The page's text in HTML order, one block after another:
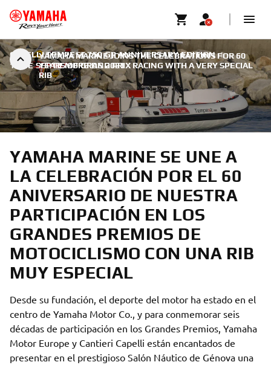
YAMAHA MARINE JOINS THE CELEBRATIONS FOR 60
YEARS OF GRAND PRIX RACING WITH A VERY SPECIAL
RIB
CAPELLI TEMPEST 750 GP ANNIVERSARY EDITION |
15 DE SEPTIEMBRE DE 2021
YAMAHA MARINE SE UNE A
LA CELEBRACIÓN POR EL 60
ANIVERSARIO DE NUESTRA
PARTICIPACIÓN EN LOS
GRANDES PREMIOS DE
MOTOCICLISMO CON UNA RIB
MUY ESPECIAL
Desde su fundación, el deporte del motor ha estado en el
centro de Yamaha Motor Co., y para conmemorar seis
décadas de participación en los Grandes Premios, Yamaha
Motor Europe y Cantieri Capelli están encantados de
presentar en el prestigioso Salón Náutico de Génova una